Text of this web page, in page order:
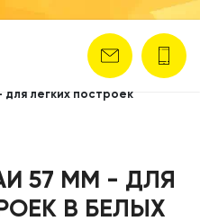
для легких построек
57 ММ - ДЛЯ
В БЕЛЫХ